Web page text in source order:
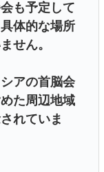
も予定して
体的な場所
せん。
アの首脳会
た周辺地域
れていま